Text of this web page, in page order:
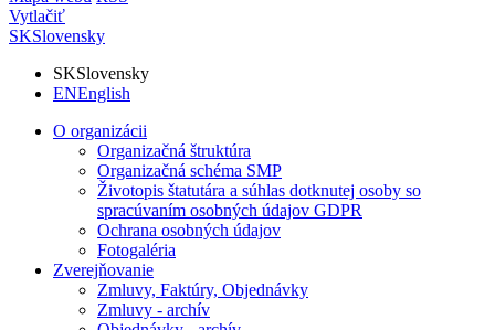
Vytlačiť
SKSlovensky
SKSlovensky
ENEnglish
O organizácii
Organizačná štruktúra
Organizačná schéma SMP
Životopis štatutára a súhlas dotknutej osoby so
spracúvaním osobných údajov GDPR
Ochrana osobných údajov
Fotogaléria
Zverejňovanie
Zmluvy, Faktúry, Objednávky
Zmluvy - archív